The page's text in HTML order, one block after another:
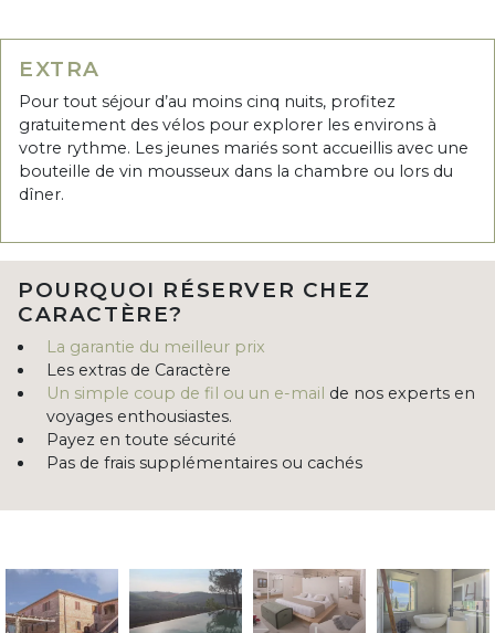
EXTRA
Pour tout séjour d’au moins cinq nuits, profitez
gratuitement des vélos pour explorer les environs à
votre rythme. Les jeunes mariés sont accueillis avec une
bouteille de vin mousseux dans la chambre ou lors du
dîner.
POURQUOI RÉSERVER CHEZ
CARACTÈRE?
La garantie du meilleur prix
Les extras de Caractère
Un simple coup de fil ou un e-mail de nos experts en
voyages enthousiastes.
Payez en toute sécurité
Pas de frais supplémentaires ou cachés